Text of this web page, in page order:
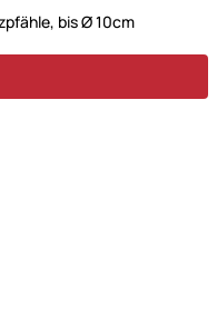
bis Ø 10cm